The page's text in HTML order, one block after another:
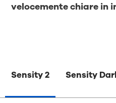
velocemente chiare in
Sensity 2 Sensity